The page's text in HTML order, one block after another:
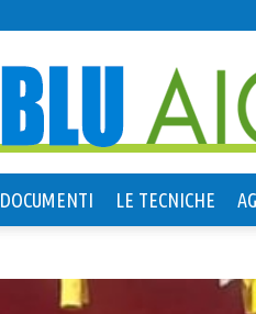
DOCUMENTI LE TECNICHE